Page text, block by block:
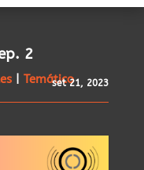
2
| Temáticoset 21, 2023